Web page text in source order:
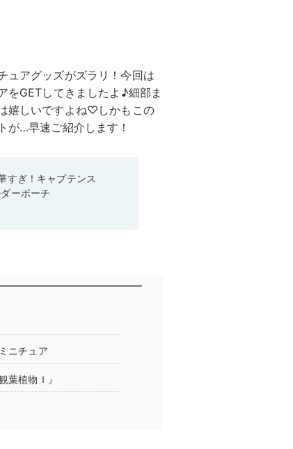
ュアグッズがズラリ！今回は
をGETしてきましたよ♪細部ま
嬉しいですよね♡しかもこの
が…早速ご紹介します！
すぎ！キャプテンス
ーポーチ
ニチュア
植物Ｉ』